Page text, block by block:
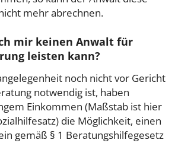
mehr abrechnen.
mir keinen Anwalt für
leisten kann?
noch nicht vor Gericht
notwendig ist, haben
Einkommen (Maßstab ist hier
die Möglichkeit, einen
gemäß § 1 Beratungshilfegesetz